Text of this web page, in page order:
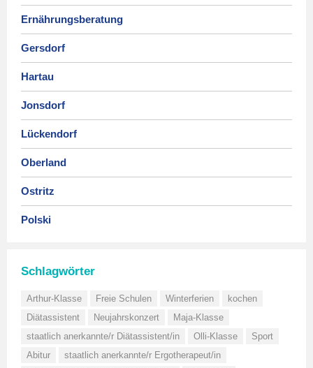
Ernährungsberatung
Gersdorf
Hartau
Jonsdorf
Lückendorf
Oberland
Ostritz
Polski
Schlagwörter
Arthur-Klasse Freie Schulen Winterferien
kochen
Diätassistent
Neujahrskonzert
Maja-Klasse
staatlich anerkannte/r Diätassistent/in
Olli-Klasse
Sport
Abitur
staatlich anerkannte/r Ergotherapeut/in